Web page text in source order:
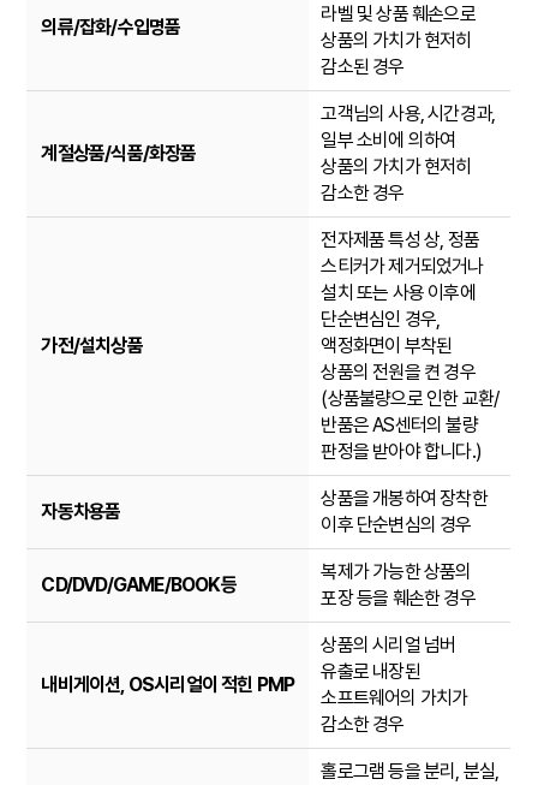
의류/잡화/수입명품
라벨 및 상품 훼손으로
상품의 가치가 현저히
감소된 경우
계절상품/식품/화장품
고객님의 사용, 시간경과,
일부 소비에 의하여
상품의 가치가 현저히
감소한 경우
가전/설치상품
전자제품 특성 상, 정품
스티커가 제거되었거나
설치 또는 사용 이후에
단순변심인 경우,
액정화면이 부착된
상품의 전원을 켠 경우
(상품불량으로 인한 교환/
반품은 AS센터의 불량
판정을 받아야 합니다.)
자동차용품
상품을 개봉하여 장착한
이후 단순변심의 경우
CD/DVD/GAME/BOOK등
복제가 가능한 상품의
포장 등을 훼손한 경우
내비게이션, OS시리얼이 적힌 PMP
상품의 시리얼 넘버
유출로 내장된
소프트웨어의 가치가
감소한 경우
홀로그램 등을 분리, 분실,